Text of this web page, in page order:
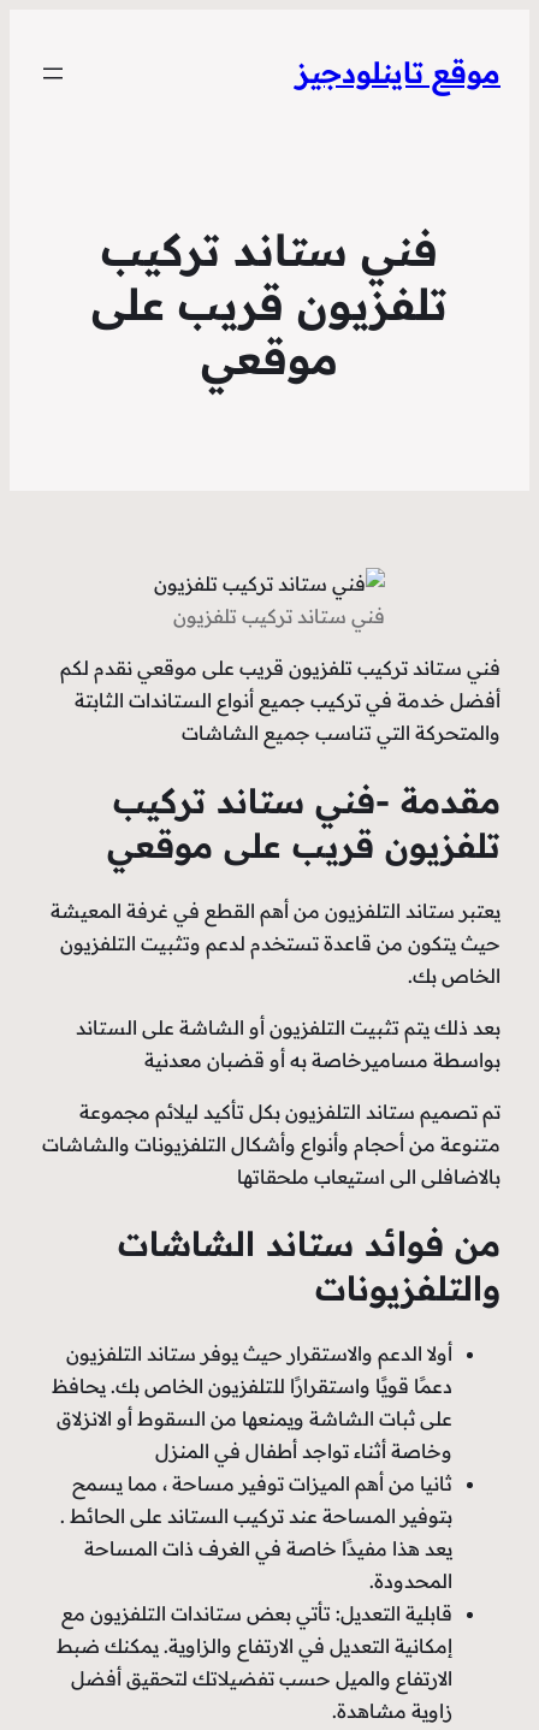
موقع تاينلودجيز
فني ستاند تركيب
تلفزيون قريب على
موقعي
فني ستاند تركيب تلفزيون
فني ستاند تركيب تلفزيون قريب على موقعي نقدم لكم
أفضل خدمة في تركيب جميع أنواع الستاندات الثابتة
والمتحركة التي تناسب جميع الشاشات
مقدمة -فني ستاند تركيب
تلفزيون قريب على موقعي
يعتبر ستاند التلفزيون من أهم القطع في غرفة المعيشة
حيث يتكون من قاعدة تستخدم لدعم وتثبيت التلفزيون
الخاص بك.
بعد ذلك يتم تثبيت التلفزيون أو الشاشة على الستاند
بواسطة مساميرخاصة به أو قضبان معدنية
تم تصميم ستاند التلفزيون بكل تأكيد ليلائم مجموعة
متنوعة من أحجام وأنواع وأشكال التلفزيونات والشاشات
بالاضافلى الى استيعاب ملحقاتها
من فوائد ستاند الشاشات
والتلفزيونات
أولا الدعم والاستقرار حيث يوفر ستاند التلفزيون
دعمًا قويًا واستقرارًا للتلفزيون الخاص بك. يحافظ
على ثبات الشاشة ويمنعها من السقوط أو الانزلاق
وخاصة أثناء تواجد أطفال في المنزل
ثانيا من أهم الميزات توفير مساحة ، مما يسمح
بتوفير المساحة عند تركيب الستاند على الحائط .
يعد هذا مفيدًا خاصة في الغرف ذات المساحة
المحدودة.
قابلية التعديل: تأتي بعض ستاندات التلفزيون مع
إمكانية التعديل في الارتفاع والزاوية. يمكنك ضبط
الارتفاع والميل حسب تفضيلاتك لتحقيق أفضل
زاوية مشاهدة.